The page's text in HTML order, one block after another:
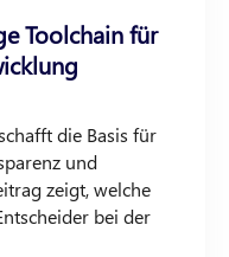
Toolchain für
die Basis für
und
zeigt, welche
bei der